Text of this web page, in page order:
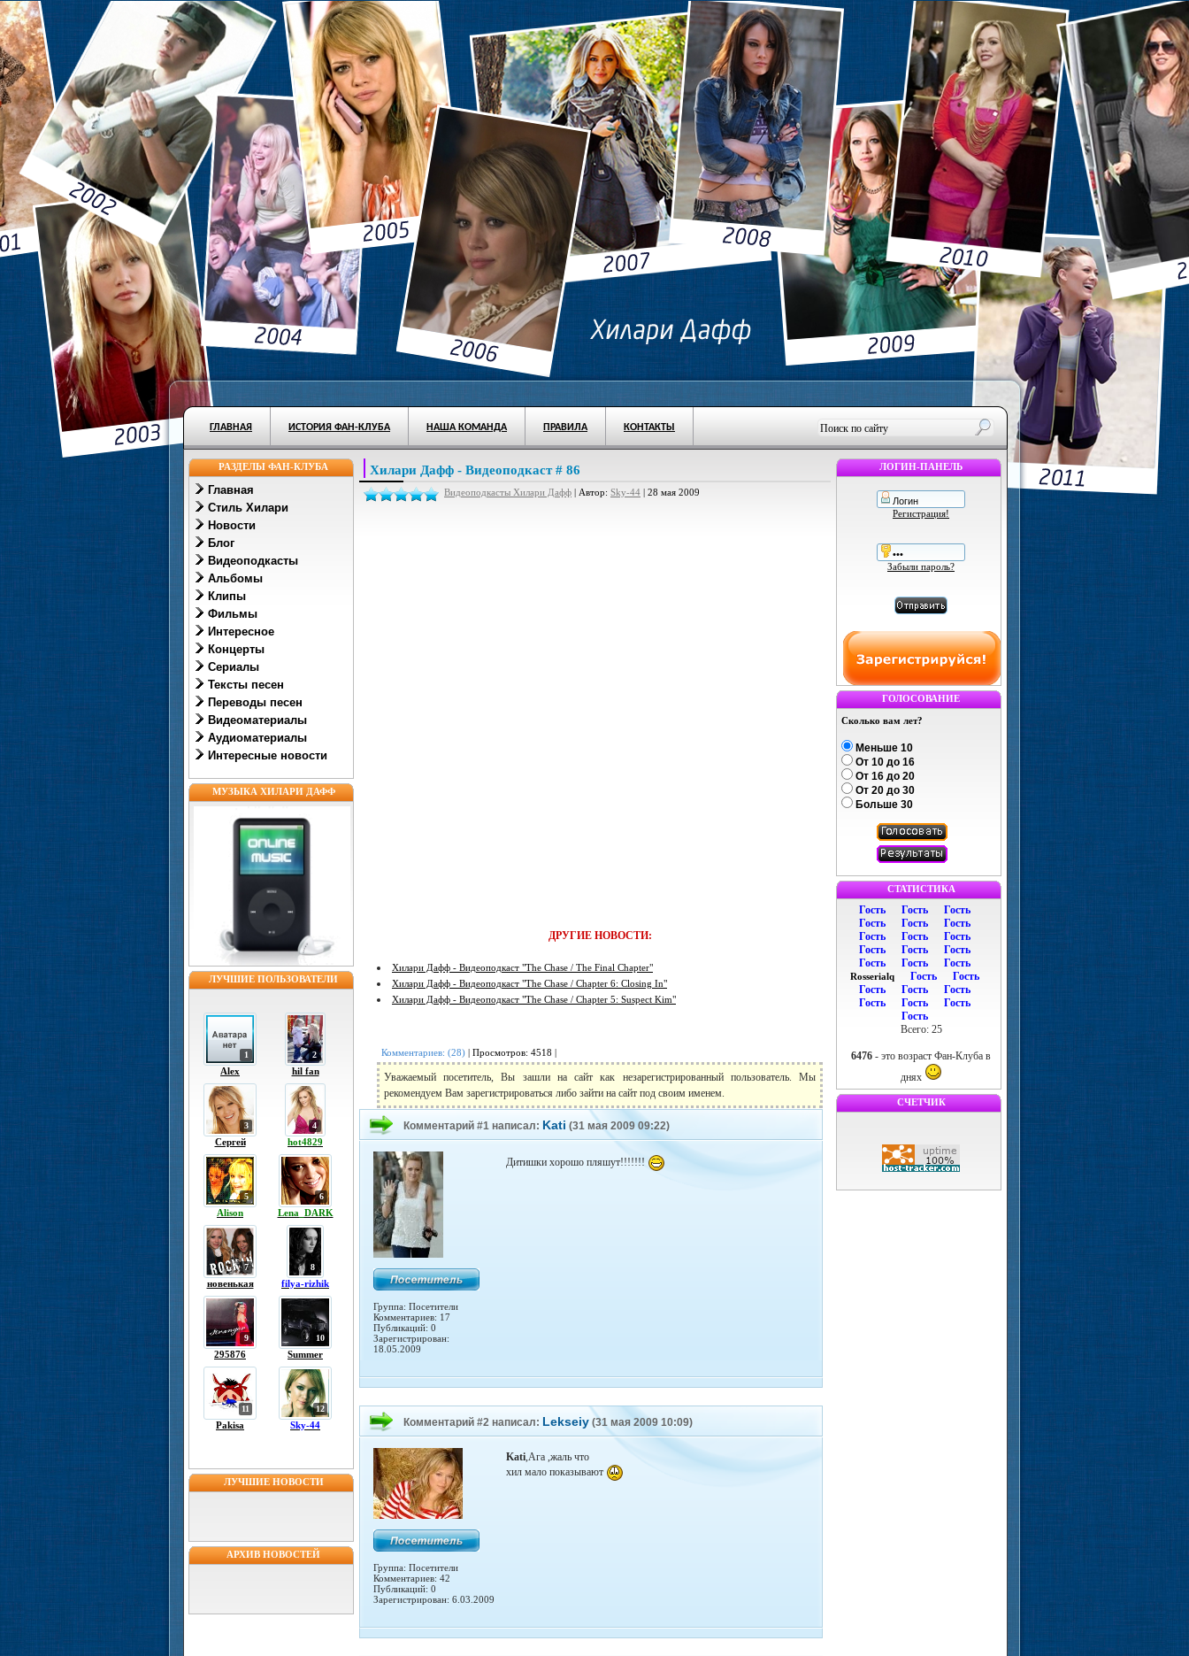
ГЛАВНАЯ ИСТОРИЯ ФАН-КЛУБА НАША КОМАНДА ПРАВИЛА КОНТАКТЫ
РАЗДЕЛЫ ФАН-КЛУБА
Главная
Стиль Хилари
Новости
Блог
Видеоподкасты
Альбомы
Клипы
Фильмы
Интересное
Концерты
Сериалы
Тексты песен
Переводы песен
Видеоматериалы
Аудиоматериалы
Интересные новости
МУЗЫКА ХИЛАРИ ДАФФ
ЛУЧШИЕ ПОЛЬЗОВАТЕЛИ
1
Alex
2
hil fan
3
Сергей
4
hot4829
5
Alison
6
Lena_DARK
7
новенькая
8
filya-rizhik
9
295876
10
Summer
11
Pakisa
12
Sky-44
ЛУЧШИЕ НОВОСТИ
АРХИВ НОВОСТЕЙ
Хилари Дафф - Видеоподкаст # 86
Видеоподкасты Хилари Дафф | Автор: Sky-44 | 28 мая 2009
ДРУГИЕ НОВОСТИ:
Хилари Дафф - Видеоподкаст "The Chase / The Final Chapter"
Хилари Дафф - Видеоподкаст "The Chase / Chapter 6: Closing In"
Хилари Дафф - Видеоподкаст "The Chase / Chapter 5: Suspect Kim"
Комментариев: (28) | Просмотров: 4518 |
Уважаемый посетитель, Вы зашли на сайт как незарегистрированный пользователь. Мы
рекомендуем Вам зарегистрироваться либо зайти на сайт под своим именем.
Комментарий #1 написал: Kati (31 мая 2009 09:22)
Группа: Посетители
Комментариев: 17
Публикаций: 0
Зарегистрирован:
18.05.2009
Дитишки хорошо пляшут!!!!!!!
Комментарий #2 написал: Lekseiy (31 мая 2009 10:09)
Группа: Посетители
Комментариев: 42
Публикаций: 0
Зарегистрирован: 6.03.2009
Kati,Ага ,жаль что
хил мало показывают
ЛОГИН-ПАНЕЛЬ
Регистрация!
Забыли пароль?
ГОЛОСОВАНИЕ
Сколько вам лет?
Меньше 10
От 10 до 16
От 16 до 20
От 20 до 30
Больше 30
СТАТИСТИКА
Гость Гость
Гость
Гость
Гость
Гость
Гость
Гость
Гость
Гость
Гость
Гость
Гость
Гость Гость
Rosserialq Гость
Гость
Гость
Гость
Гость
Гость
Гость
Гость
Гость
Всего: 25
6476 - это возраст Фан-Клуба в
днях
СЧЕТЧИК